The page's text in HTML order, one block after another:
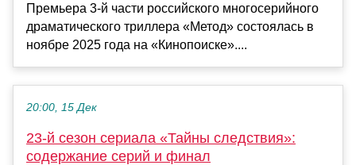
Премьера 3-й части российского многосерийного
драматического триллера «Метод» состоялась в
ноябре 2025 года на «Кинопоиске»....
20:00, 15 Дек
23-й сезон сериала «Тайны следствия»:
содержание серий и финал